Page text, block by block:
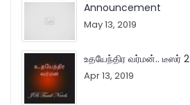
Announcement
May 13, 2019
உதயேந்திர வர்மன்.. டீஸர் 2
Apr 13, 2019